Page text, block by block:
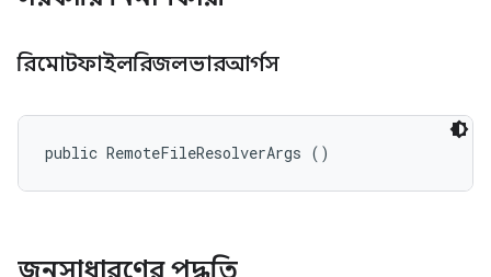
রিমোটফাইলরিজলভারআর্গস
public RemoteFileResolverArgs ()
জনসাধারণের পদ্ধতি